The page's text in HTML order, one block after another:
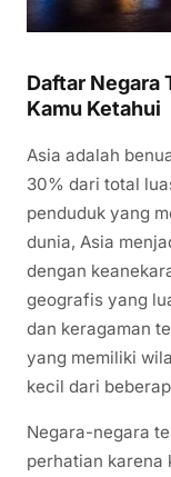
Daftar Negara
Kamu Ketahui
Asia adalah
30% dari total
penduduk yang
dunia, Asia
dengan
geografis yang
dan keragaman
yang memiliki
kecil dari
Negara-negara
perhatian karena